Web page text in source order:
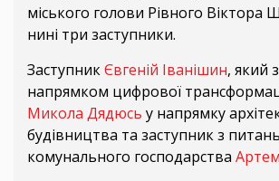
міського голови Рівного Віктора
нині три заступники.
ЗаступникЄвгеній Іванішин, який
напрямком цифрової
Микола Дядюсь у напрямку
будівництва та заступник з
комунального господарства